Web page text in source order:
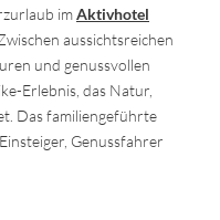
imAktivhotel
aussichtsreichen
und genussvollen
Erlebnis, das Natur,
Das familiengeführte
Genussfahrer